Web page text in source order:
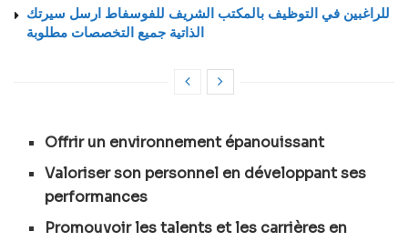
للراغبين في التوظيف بالمكتب الشريف للفوسفاط ارسل سيرتك
الذاتية جميع التخصصات مطلوبة
Offrir un environnement épanouissant
Valoriser son personnel en développant ses
performances
Promouvoir les talents et les carrières en